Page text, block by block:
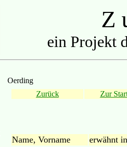
Z
ein Projekt
Oerding
Zurück
Zur
Name, Vorname erwähnt in